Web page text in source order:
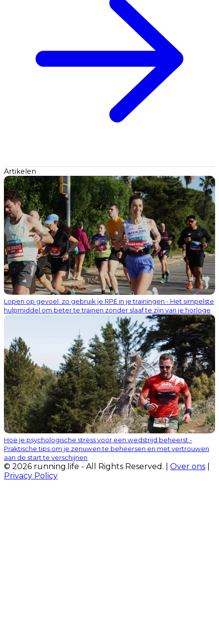
Artikelen
Lopen op gevoel: zo gebruik je RPE in je trainingen - Het simpelste
hulpmiddel om beter te trainen zonder slaaf te zijn van je horloge
Hoe je psychologische stress voor een wedstrijd beheerst -
Praktische tips om je zenuwen te beheersen en met vertrouwen
aan de start te verschijnen
© 2026 running.life - All Rights Reserved. | Over ons
Privacy Policy